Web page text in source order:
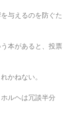
与えるのを防ぐた
本があると、投票
かねない。
ルヘは冗談半分